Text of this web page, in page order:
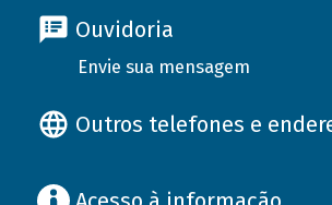
Ouvidoria
Envie sua mensagem
Outros telefones e